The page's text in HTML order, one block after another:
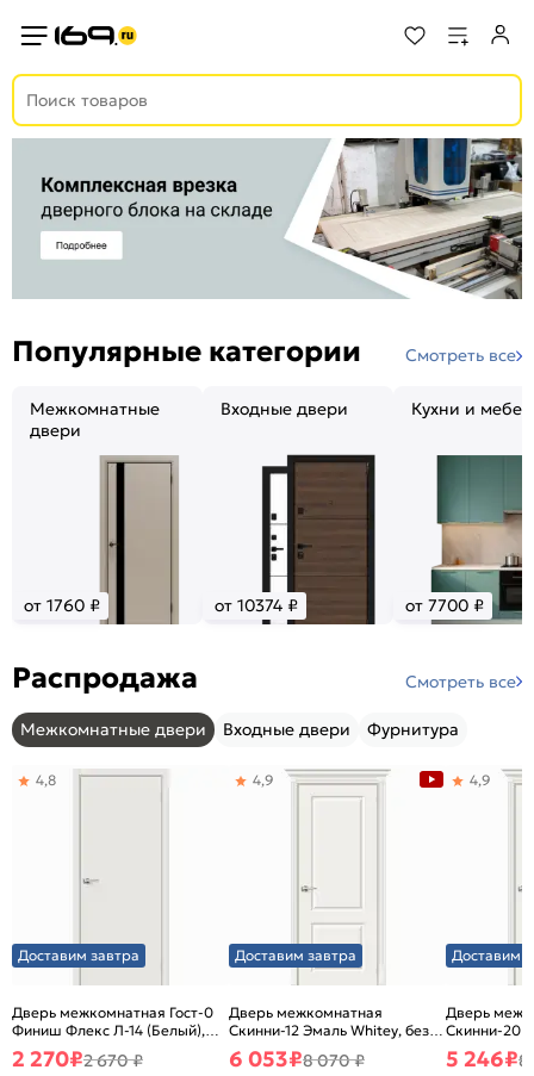
Популярные категории Смотреть все
Межкомнатные
двери
от 1760 ₽
Входные двери
от 10374 ₽
Кухни и
от 7700 ₽
Распродажа Смотреть все
Межкомнатные двери Входные двери Фурнитура
Доставим завтра
Дверь межкомнатная Гост-0
Финиш Флекс Л-14 (Белый),
глухая, каркасно-щитовая
4,8
2 270₽2 670 ₽
Доставим завтра
Дверь межкомнатная
Скинни-12 Эмаль Whitey, без
декора, глухая, без стекла,
без кромки, скиновая
4,9
6 053₽8 070 ₽
Доставим
Дверь
Скинни-20
декора,
без кромки,
4,9
5 246₽8